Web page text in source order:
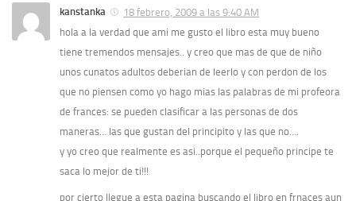
kanstanka
18 febrero, 2009 a las 9:40 AM
hola a la verdad que ami me gusto el libro esta muy bueno
tiene tremendos mensajes.. y creo que mas de que de niño
unos cunatos adultos deberian de leerlo y con perdon de los
que no piensen como yo hago mias las palabras de mi profeora
de frances: se pueden clasificar a las personas de dos
maneras… las que gustan del principito y las que no….
y yo creo que realmente es asi..porque el pequeño principe te
saca lo mejor de ti!!!
por cierto llegue a esta pagina buscando el libro en frnaces aun